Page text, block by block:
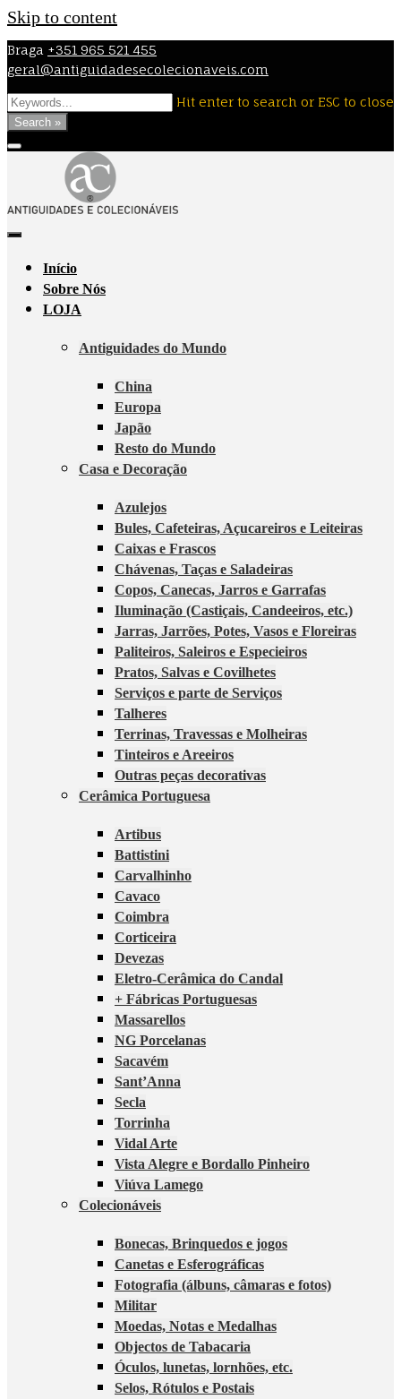
Skip to content
Braga +351 965 521 455
geral@antiguidadesecolecionaveis.com
Hit enter to search or ESC to close
Search »
Início
Sobre Nós
LOJA
Antiguidades do Mundo
China
Europa
Japão
Resto do Mundo
Casa e Decoração
Azulejos
Bules, Cafeteiras, Açucareiros e Leiteiras
Caixas e Frascos
Chávenas, Taças e Saladeiras
Copos, Canecas, Jarros e Garrafas
Iluminação (Castiçais, Candeeiros, etc.)
Jarras, Jarrões, Potes, Vasos e Floreiras
Paliteiros, Saleiros e Especieiros
Pratos, Salvas e Covilhetes
Serviços e parte de Serviços
Talheres
Terrinas, Travessas e Molheiras
Tinteiros e Areeiros
Outras peças decorativas
Cerâmica Portuguesa
Artibus
Battistini
Carvalhinho
Cavaco
Coimbra
Corticeira
Devezas
Eletro-Cerâmica do Candal
+ Fábricas Portuguesas
Massarellos
NG Porcelanas
Sacavém
Sant’Anna
Secla
Torrinha
Vidal Arte
Vista Alegre e Bordallo Pinheiro
Viúva Lamego
Colecionáveis
Bonecas, Brinquedos e jogos
Canetas e Esferográficas
Fotografia (álbuns, câmaras e fotos)
Militar
Moedas, Notas e Medalhas
Objectos de Tabacaria
Óculos, lunetas, lornhões, etc.
Selos, Rótulos e Postais